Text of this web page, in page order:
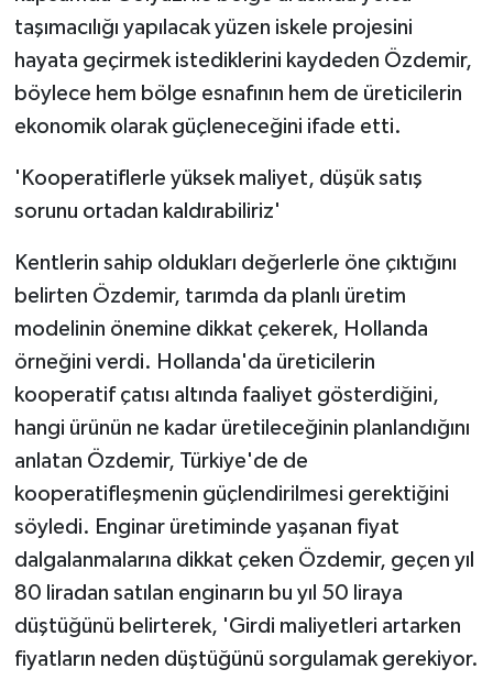
taşımacılığı yapılacak yüzen iskele projesini
hayata geçirmek istediklerini kaydeden Özdemir,
böylece hem bölge esnafının hem de üreticilerin
ekonomik olarak güçleneceğini ifade etti.
'Kooperatiflerle yüksek maliyet, düşük satış
sorunu ortadan kaldırabiliriz'
Kentlerin sahip oldukları değerlerle öne çıktığını
belirten Özdemir, tarımda da planlı üretim
modelinin önemine dikkat çekerek, Hollanda
örneğini verdi. Hollanda'da üreticilerin
kooperatif çatısı altında faaliyet gösterdiğini,
hangi ürünün ne kadar üretileceğinin planlandığını
anlatan Özdemir, Türkiye'de de
kooperatifleşmenin güçlendirilmesi gerektiğini
söyledi. Enginar üretiminde yaşanan fiyat
dalgalanmalarına dikkat çeken Özdemir, geçen yıl
80 liradan satılan enginarın bu yıl 50 liraya
düştüğünü belirterek, 'Girdi maliyetleri artarken
fiyatların neden düştüğünü sorgulamak gerekiyor.